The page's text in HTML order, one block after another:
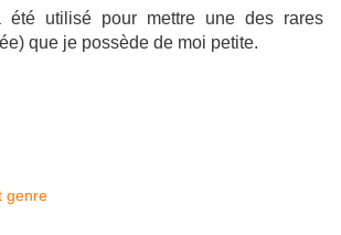
été utilisé pour mettre une des rares
que je possède de moi petite.
genre